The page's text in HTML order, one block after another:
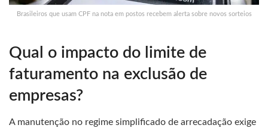
Brasileiros que usam CPF na nota em postos recebem alerta sobre novos sorteios
Qual o impacto do limite de
faturamento na exclusão de
empresas?
A manutenção no regime simplificado de arrecadação exige